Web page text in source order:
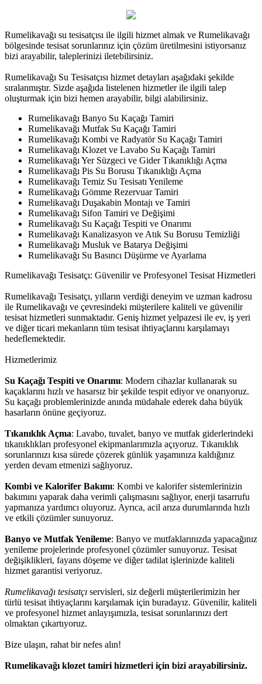
Rumelikavağı su tesisatçısı ile ilgili hizmet almak ve Rumelikavağı
bölgesinde tesisat sorunlarınız için çözüm üretilmesini istiyorsanız
bizi arayabilir, taleplerinizi iletebilirsiniz.
Rumelikavağı Su Tesisatçısı hizmet detayları aşağıdaki şekilde
sıralanmıştır. Sizde aşağıda listelenen hizmetler ile ilgili talep
oluşturmak için bizi hemen arayabilir, bilgi alabilirsiniz.
Rumelikavağı Banyo Su Kaçağı Tamiri
Rumelikavağı Mutfak Su Kaçağı Tamiri
Rumelikavağı Kombi ve Radyatör Su Kaçağı Tamiri
Rumelikavağı Klozet ve Lavabo Su Kaçağı Tamiri
Rumelikavağı Yer Süzgeci ve Gider Tıkanıklığı Açma
Rumelikavağı Pis Su Borusu Tıkanıklığı Açma
Rumelikavağı Temiz Su Tesisatı Yenileme
Rumelikavağı Gömme Rezervuar Tamiri
Rumelikavağı Duşakabin Montajı ve Tamiri
Rumelikavağı Sifon Tamiri ve Değişimi
Rumelikavağı Su Kaçağı Tespiti ve Onarımı
Rumelikavağı Kanalizasyon ve Atık Su Borusu Temizliği
Rumelikavağı Musluk ve Batarya Değişimi
Rumelikavağı Su Basıncı Düşürme ve Ayarlama
Rumelikavağı Tesisatçı: Güvenilir ve Profesyonel Tesisat Hizmetleri
Rumelikavağı Tesisatçı, yılların verdiği deneyim ve uzman kadrosu
ile Rumelikavağı ve çevresindeki müşterilere kaliteli ve güvenilir
tesisat hizmetleri sunmaktadır. Geniş hizmet yelpazesi ile ev, iş yeri
ve diğer ticari mekanların tüm tesisat ihtiyaçlarını karşılamayı
hedeflemektedir.
Hizmetlerimiz
Su Kaçağı Tespiti ve Onarımı: Modern cihazlar kullanarak su
kaçaklarını hızlı ve hasarsız bir şekilde tespit ediyor ve onarıyoruz.
Su kaçağı problemlerinizde anında müdahale ederek daha büyük
hasarların önüne geçiyoruz.
Tıkanıklık Açma: Lavabo, tuvalet, banyo ve mutfak giderlerindeki
tıkanıklıkları profesyonel ekipmanlarımızla açıyoruz. Tıkanıklık
sorunlarınızı kısa sürede çözerek günlük yaşamınıza kaldığınız
yerden devam etmenizi sağlıyoruz.
Kombi ve Kalorifer Bakımı: Kombi ve kalorifer sistemlerinizin
bakımını yaparak daha verimli çalışmasını sağlıyor, enerji tasarrufu
yapmanıza yardımcı oluyoruz. Ayrıca, acil arıza durumlarında hızlı
ve etkili çözümler sunuyoruz.
Banyo ve Mutfak Yenileme: Banyo ve mutfaklarınızda yapacağınız
yenileme projelerinde profesyonel çözümler sunuyoruz. Tesisat
değişiklikleri, fayans döşeme ve diğer tadilat işlerinizde kaliteli
hizmet garantisi veriyoruz.
Rumelikavağı tesisatçı servisleri, siz değerli müşterilerimizin her
türlü tesisat ihtiyaçlarını karşılamak için buradayız. Güvenilir, kaliteli
ve profesyonel hizmet anlayışımızla, tesisat sorunlarınızı dert
olmaktan çıkartıyoruz.
Bize ulaşın, rahat bir nefes alın!
Rumelikavağı klozet tamiri hizmetleri için bizi arayabilirsiniz.